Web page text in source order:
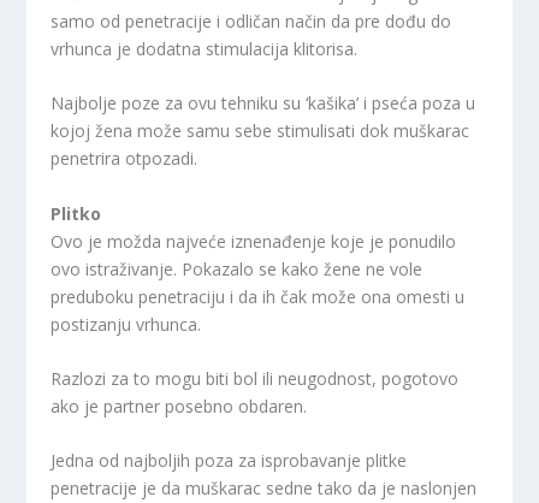
samo od penetracije i odličan način da pre dođu do
vrhunca je dodatna stimulacija klitorisa.
Najbolje poze za ovu tehniku su ‘kašika’ i pseća poza u
kojoj žena može samu sebe stimulisati dok muškarac
penetrira otpozadi.
Plitko
Ovo je možda najveće iznenađenje koje je ponudilo
ovo istraživanje. Pokazalo se kako žene ne vole
preduboku penetraciju i da ih čak može ona omesti u
postizanju vrhunca.
Razlozi za to mogu biti bol ili neugodnost, pogotovo
ako je partner posebno obdaren.
Jedna od najboljih poza za isprobavanje plitke
penetracije je da muškarac sedne tako da je naslonjen